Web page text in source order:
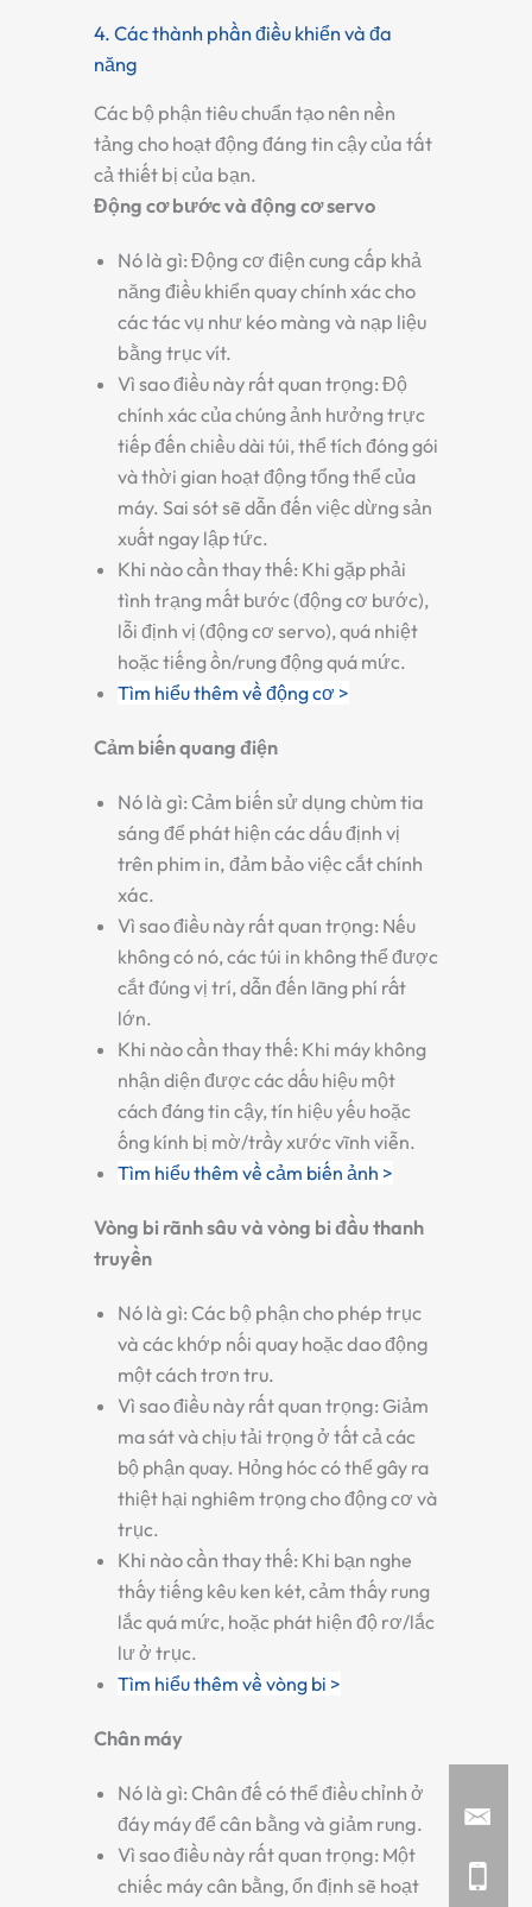
4. Các thành phần điều khiển và đa
năng
Các bộ phận tiêu chuẩn tạo nên nền
tảng cho hoạt động đáng tin cậy của tất
cả thiết bị của bạn.
Động cơ bước và động cơ servo
Nó là gì: Động cơ điện cung cấp khả
năng điều khiển quay chính xác cho
các tác vụ như kéo màng và nạp liệu
bằng trục vít.
Vì sao điều này rất quan trọng: Độ
chính xác của chúng ảnh hưởng trực
tiếp đến chiều dài túi, thể tích đóng gói
và thời gian hoạt động tổng thể của
máy. Sai sót sẽ dẫn đến việc dừng sản
xuất ngay lập tức.
Khi nào cần thay thế: Khi gặp phải
tình trạng mất bước (động cơ bước),
lỗi định vị (động cơ servo), quá nhiệt
hoặc tiếng ồn/rung động quá mức.
Tìm hiểu thêm về động cơ >
Cảm biến quang điện
Nó là gì: Cảm biến sử dụng chùm tia
sáng để phát hiện các dấu định vị
trên phim in, đảm bảo việc cắt chính
xác.
Vì sao điều này rất quan trọng: Nếu
không có nó, các túi in không thể được
cắt đúng vị trí, dẫn đến lãng phí rất
lớn.
Khi nào cần thay thế: Khi máy không
nhận diện được các dấu hiệu một
cách đáng tin cậy, tín hiệu yếu hoặc
ống kính bị mờ/trầy xước vĩnh viễn.
Tìm hiểu thêm về cảm biến ảnh >
Vòng bi rãnh sâu và vòng bi đầu thanh
truyền
Nó là gì: Các bộ phận cho phép trục
và các khớp nối quay hoặc dao động
một cách trơn tru.
Vì sao điều này rất quan trọng: Giảm
ma sát và chịu tải trọng ở tất cả các
bộ phận quay. Hỏng hóc có thể gây ra
thiệt hại nghiêm trọng cho động cơ và
trục.
Khi nào cần thay thế: Khi bạn nghe
thấy tiếng kêu ken két, cảm thấy rung
lắc quá mức, hoặc phát hiện độ rơ/lắc
lư ở trục.
Tìm hiểu thêm về vòng bi >
Chân máy
Nó là gì: Chân đế có thể điều chỉnh ở
đáy máy để cân bằng và giảm rung.
Vì sao điều này rất quan trọng: Một
chiếc máy cân bằng, ổn định sẽ hoạt